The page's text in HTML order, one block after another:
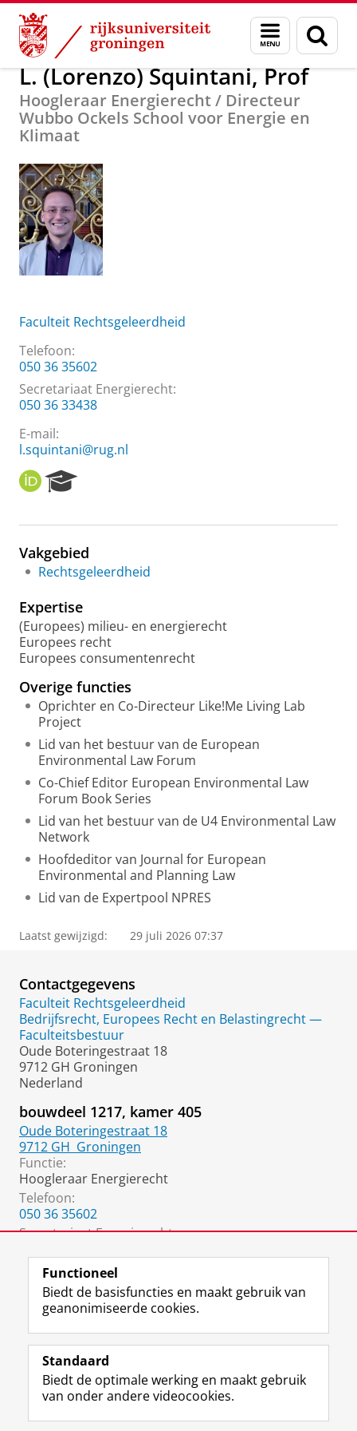
Skip
Content
Skip
Navigation
Menu
en
zoeken
Over ons L. (Lorenzo) Squintani, Prof
L. (Lorenzo) Squintani, Prof
Hoogleraar Energierecht / Directeur
Wubbo Ockels School voor Energie en
Klimaat
Faculteit Rechtsgeleerdheid
Telefoon:
050 36 35602
Secretariaat Energierecht:
050 36 33438
E-mail:
l.squintani@rug.nl
O
R
I
e
r
c
P
o
r
t
l
Vakgebied
Rechtsgeleerdheid
Expertise
(Europees) milieu- en energierecht
Europees recht
Europees consumentenrecht
Overige functies
Oprichter en Co-Directeur Like!Me Living Lab
Project
Lid van het bestuur van de European
Environmental Law Forum
Co-Chief Editor European Environmental Law
Forum Book Series
Lid van het bestuur van de U4 Environmental Law
Network
Hoofdeditor van Journal for European
Environmental and Planning Law
Lid van de Expertpool NPRES
Laatst gewijzigd: 29 juli 2026 07:37
Contactgegevens
Faculteit Rechtsgeleerdheid
Bedrijfsrecht, Europees Recht en Belastingrecht —
Faculteitsbestuur
Oude Boteringestraat 18
9712 GH Groningen
Nederland
bouwdeel 1217, kamer 405
Oude Boteringestraat 18
9712 GH Groningen
Functie:
Hoogleraar Energierecht
Telefoon:
050 36 35602
Secretariaat Energierecht:
Volg de RUG
F
a
e
b
L
i
k
e
R
S
-
f
I
n
t
Y
o
T
Studiekiezers
Functioneel
Biedt de basisfuncties en maakt gebruik van
geanonimiseerde cookies.
Standaard
Biedt de optimale werking en maakt gebruik
van onder andere videocookies.